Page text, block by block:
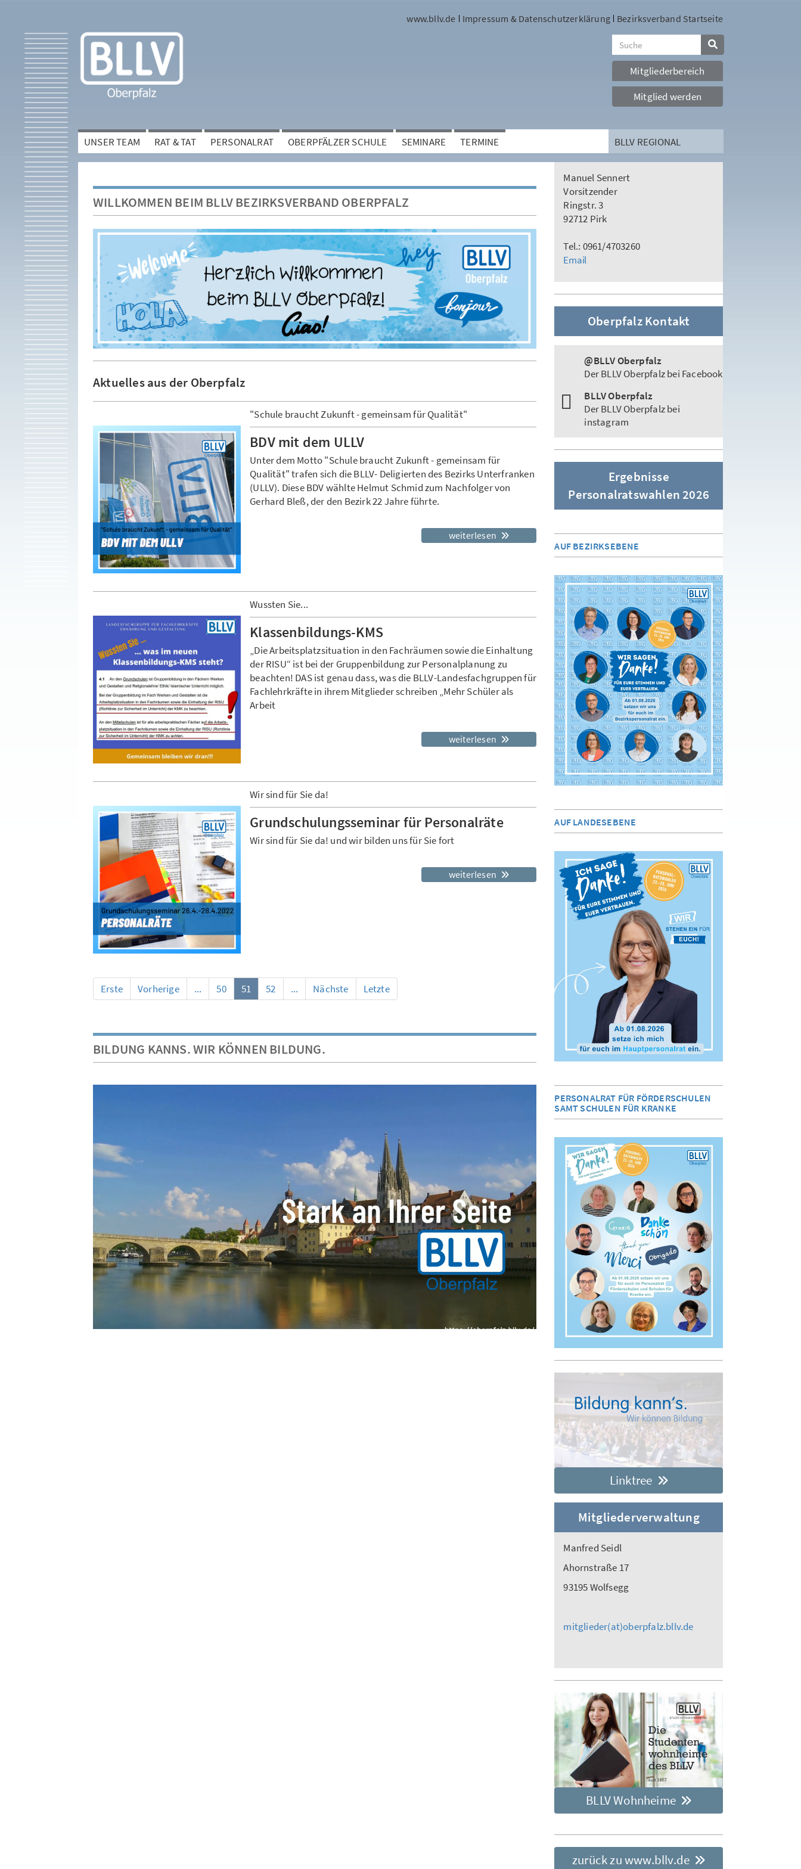
www.bllv.de Impressum & Datenschutzerklärung Bezirksverband Startseite
Mitgliederbereich
Mitglied werden
UNSER TEAM RAT & TAT PERSONALRAT OBERPFÄLZER SCHULE SEMINARE TERMINE BLLV REGIONAL
WILLKOMMEN BEIM BLLV BEZIRKSVERBAND OBERPFALZ
Aktuelles aus der Oberpfalz
"Schule braucht Zukunft - gemeinsam für Qualität"
BDV mit dem ULLV
Unter dem Motto "Schule braucht Zukunft - gemeinsam für
Qualität" trafen sich die BLLV- Deligierten des Bezirks Unterfranken
(ULLV). Diese BDV wählte Helmut Schmid zum Nachfolger von
Gerhard Bleß, der den Bezirk 22 Jahre führte.
weiterlesen
Wussten Sie...
Klassenbildungs-KMS
„Die Arbeitsplatzsituation in den Fachräumen sowie die Einhaltung
der RISU“ ist bei der Gruppenbildung zur Personalplanung zu
beachten! DAS ist genau dass, was die BLLV-Landesfachgruppen für
Fachlehrkräfte in ihrem Mitglieder schreiben „Mehr Schüler als
Arbeit
weiterlesen
Wir sind für Sie da!
Grundschulungsseminar für Personalräte
Wir sind für Sie da! und wir bilden uns für Sie fort
weiterlesen
Erste Vorherige ... 50 51 52 ... Nächste Letzte
BILDUNG KANNS. WIR KÖNNEN BILDUNG.
Manuel Sennert
Vorsitzender
Ringstr. 3
92712 Pirk
Tel.: 0961/4703260
Email
Oberpfalz Kontakt
@BLLV Oberpfalz
Der BLLV Oberpfalz bei Facebook
BLLV Oberpfalz
Der BLLV Oberpfalz bei
instagram
Ergebnisse
Personalratswahlen 2026
AUF BEZIRKSEBENE
AUF LANDESEBENE
PERSONALRAT FÜR FÖRDERSCHULEN
SAMT SCHULEN FÜR KRANKE
Linktree
Mitgliederverwaltung
Manfred Seidl
Ahornstraße 17
93195 Wolfsegg
mitglieder(at)oberpfalz.bllv.de
BLLV Wohnheime
zurück zu www.bllv.de